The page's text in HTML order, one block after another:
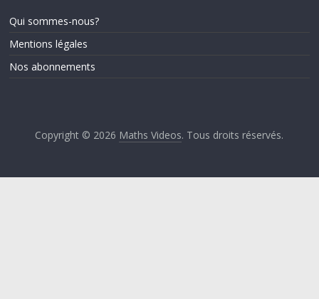
Qui sommes-nous?
Mentions légales
Nos abonnements
Copyright © 2026 Maths Videos. Tous droits réservés.